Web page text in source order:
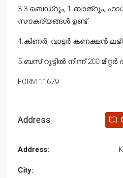
3.3 ബെഡ്റൂം, 1 ബാത്റൂം,
സൗകര്യങ്ങൾ ഉണ്ട്.
4.കിണർ, വാട്ടർ കണക്ഷൻ
5.ബസ് റൂട്ടിൽ നിന്ന് 200
FORM 11679
Address
Address:
City: